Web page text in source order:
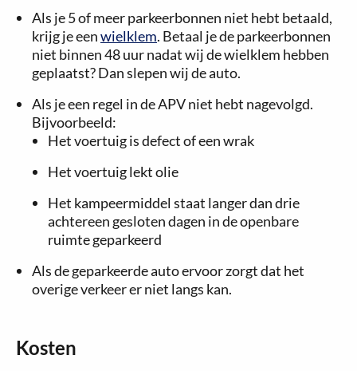
Als je 5 of meer par­keer­bon­nen niet hebt betaald,
krijg je eenwielklem. Betaal je de parkeerbonnen
niet bin­nen 48 uur nadat wij de wielklem hebben
geplaatst? Dan slepen wij de auto.
Als je een regel in de APV niet hebt nagevolgd.
Bijvoorbeeld:
Het voertuig is defect of een wrak
Het voertuig lekt olie
Het kampeermiddel staat langer dan drie
achtereen gesloten dagen in de openbare
ruimte geparkeerd
Als de geparkeerde auto ervoor zorgt dat het
overige verkeer er niet langs kan.
Kosten